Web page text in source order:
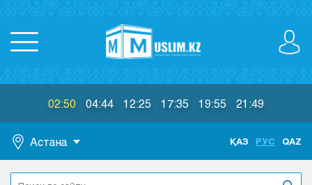
02:50 04:44 12:25 17:35 19:55 21:49
Астана
Астана
ҚАЗ РУС QAZ